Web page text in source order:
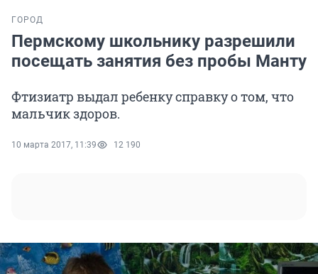
ГОРОД
Пермскому школьнику разрешили
посещать занятия без пробы Манту
Фтизиатр выдал ребенку справку о том, что
мальчик здоров.
10 марта 2017, 11:39 12 190